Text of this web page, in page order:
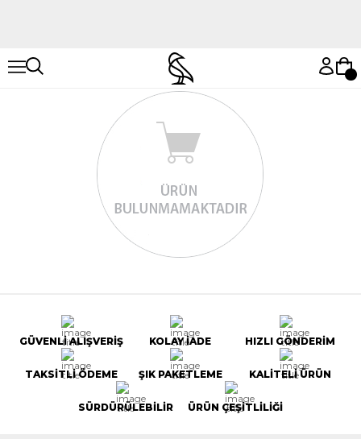
GÜVENLİ ALIŞVERİŞ KOLAY İADE HIZLI GÖNDERİM
TAKSİTLİ ÖDEME ŞIK PAKETLEME KALİTELİ ÜRÜN
SÜRDÜRÜLEBİLİR ÜRÜN ÇEŞİTLİLİĞİ